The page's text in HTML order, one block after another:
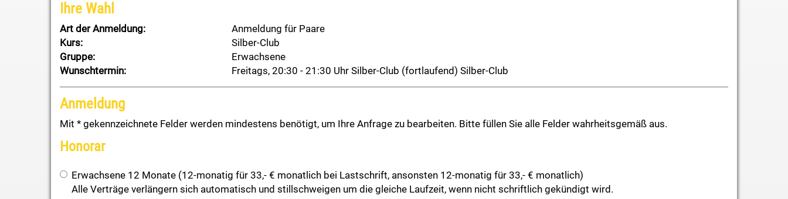
Ihre Wahl
Art der Anmeldung:
Anmeldung für Paare
Kurs:
Silber-Club
Gruppe:
Erwachsene
Wunschtermin:
Freitags, 20:30 - 21:30 Uhr Silber-Club (fortlaufend) Silber-Club
Anmeldung
Mit * gekennzeichnete Felder werden mindestens benötigt, um Ihre Anfrage zu bearbeiten. Bitte füllen Sie alle Felder wahrheitsgemäß aus.
Honorar
Erwachsene 12 Monate (12-monatig für 33,- € monatlich bei Lastschrift, ansonsten 12-monatig für 33,- € monatlich)
Alle Verträge verlängern sich automatisch und stillschweigen um die gleiche Laufzeit, wenn nicht schriftlich gekündigt wird.